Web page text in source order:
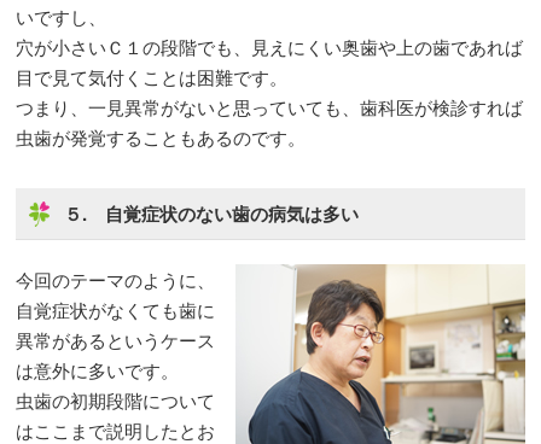
いですし、
穴が小さいＣ１の段階でも、見えにくい奥歯や上の歯であれば
目で見て気付くことは困難です。
つまり、一見異常がないと思っていても、歯科医が検診すれば
虫歯が発覚することもあるのです。
５. 自覚症状のない歯の病気は多い
今回のテーマのように、
自覚症状がなくても歯に
異常があるというケース
は意外に多いです。
虫歯の初期段階について
はここまで説明したとお